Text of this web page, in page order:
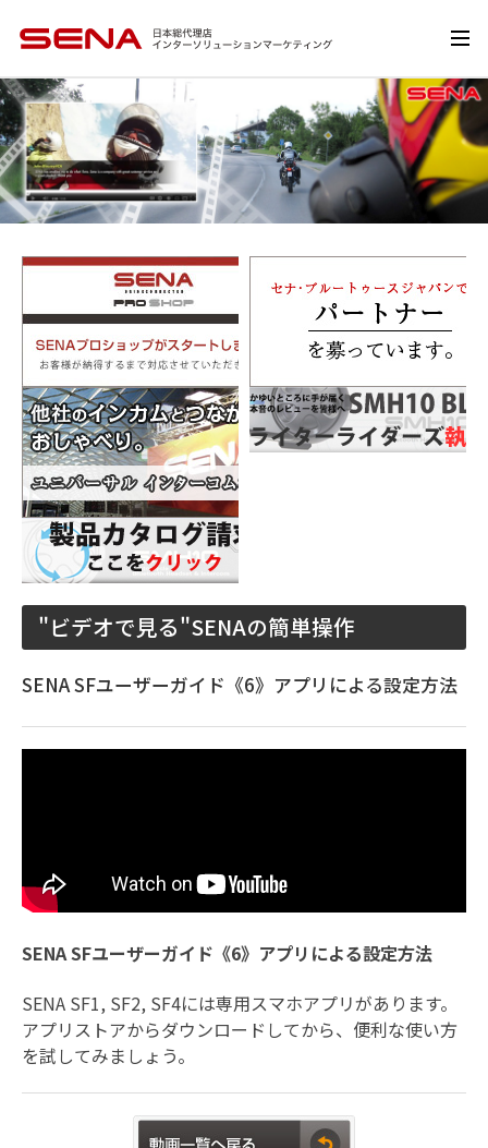
"ビデオで見る"SENAの簡単操作
SENA SFユーザーガイド《6》アプリによる設定方法
SENA SFユーザーガイド《6》アプリによる設定方法
SENA SF1, SF2, SF4には専用スマホアプリがあります。
アプリストアからダウンロードしてから、便利な使い方
を試してみましょう。